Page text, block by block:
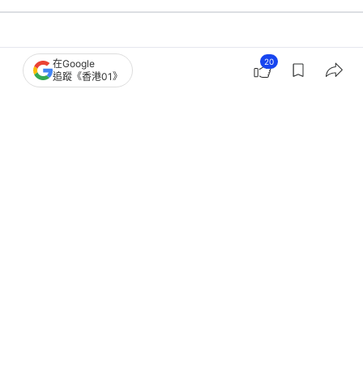
國際 即時國際
特朗普G7峰會頻「黑臉」？與法總統握
在Google
追蹤《香港01》
20